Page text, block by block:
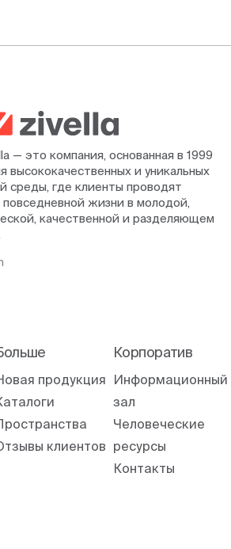
— это компания, основанная в 1999
высококачественных и уникальных
среды, где клиенты проводят
жизни в молодой,
качественной и разделяющем
продукция
клиентов
Корпоратив
Информационный
зал
Человеческие
ресурсы
Контакты